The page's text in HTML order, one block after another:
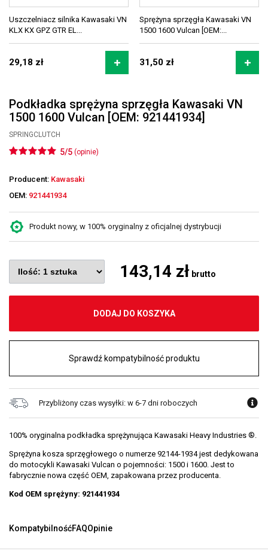
Uszczelniacz silnika Kawasaki VN
KLX KX GPZ GTR EL...
29,18 zł
Sprężyna sprzęgła Kawasaki VN
1500 1600 Vulcan [OEM:...
31,50 zł
Podkładka sprężyna sprzęgła Kawasaki VN
1500 1600 Vulcan [OEM: 921441934]
SPRINGCLUTCH
5/5 (opinie)
Producent: Kawasaki
OEM: 921441934
Produkt nowy, w 100% oryginalny z oficjalnej dystrybucji
143,14 zł brutto
DODAJ DO KOSZYKA
Sprawdź kompatybilność produktu
Przybliżony czas wysyłki: w 6-7 dni roboczych
100% oryginalna podkładka sprężynująca Kawasaki Heavy Industries ®.
Sprężyna kosza sprzęgłowego o numerze 92144-1934 jest dedykowana
do motocykli Kawasaki Vulcan o pojemności: 1500 i 1600. Jest to
fabrycznie nowa część OEM, zapakowana przez producenta.
Kod OEM sprężyny: 921441934
KompatybilnośćFAQOpinie